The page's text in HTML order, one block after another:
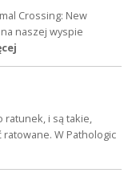
Crossing: New
naszej wyspie
ratunek, i są takie,
W Pathologic